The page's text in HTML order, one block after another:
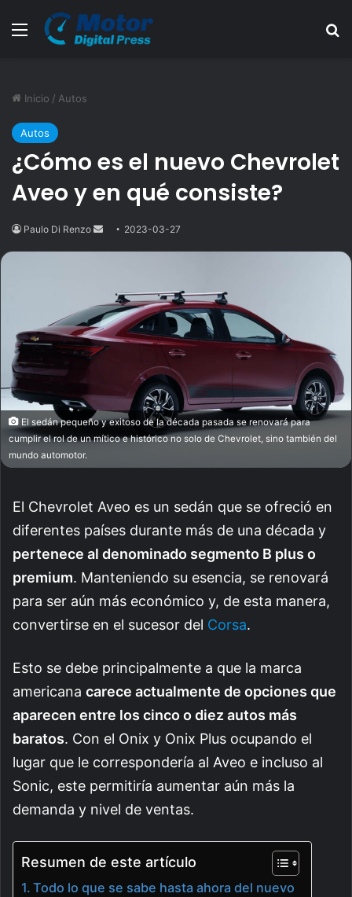
Menú
Inicio / Autos
Autos
¿Cómo es el nuevo Chevrolet
Aveo y en qué consiste?
Paulo Di Renzo
Send2023-03-27
El sedán pequeño y exitoso de la década pasada se renovará para
cumplir el rol de un mítico e histórico no solo de Chevrolet, sino también del
mundo automotor.
El Chevrolet Aveo es un sedán que se ofreció en
diferentes países durante más de una década y
pertenece al denominado segmento B plus o
premium. Manteniendo su esencia, se renovará
para ser aún más económico y, de esta manera,
convertirse en el sucesor del Corsa.
Esto se debe principalmente a que la marca
americana carece actualmente de opciones que
aparecen entre los cinco o diez autos más
baratos. Con el Onix y Onix Plus ocupando el
lugar que le correspondería al Aveo e incluso al
Sonic, este permitiría aumentar aún más la
demanda y nivel de ventas.
Resumen de este artículo
Todo lo que se sabe hasta ahora del nuevo